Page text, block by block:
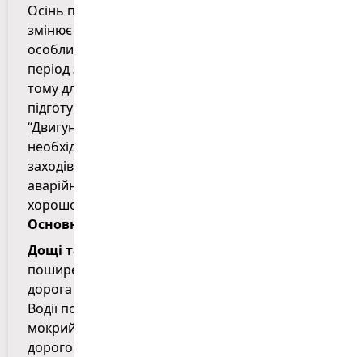
Осінь приносить не лише прохолоду і дощі, а й
змінює умови на дорогах, що вимагає від водіїв
особливої обережності та підготовки. У цей
період змінюється характер дорожнього руху,
тому для безпеки на дорозі важливо правильно
підготувати свій автомобіль. Автошкола
“Двигун” у Тернополі нагадує водіям про
необхідність проведення профілактичних
заходів, які допоможуть вам уникнути
аварійних ситуацій і зберегти автомобіль у
хорошому стані протягом осені.
Основні зміни в дорожніх умовах восени:
Дощі та мокрий асфальт
поширеним погодним явищем восени, і мокра
дорога збільшує ризик ковзання автомобіля.
Водії повинні бути особливо обережними, адже
мокрий асфальт знижує зчеплення шин з
дорогою.